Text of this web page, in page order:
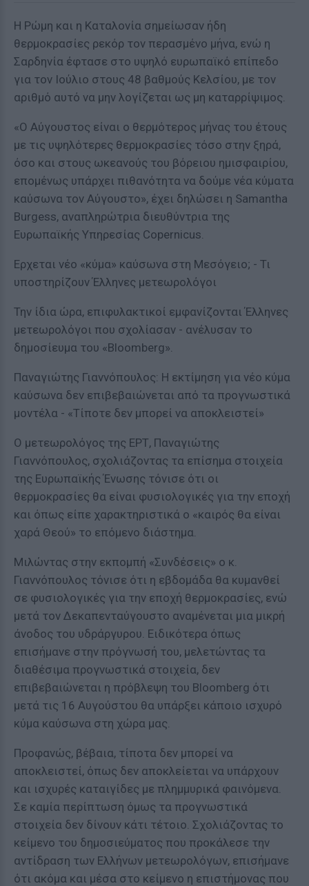
Η Ρώμη και η Καταλονία σημείωσαν ήδη
θερμοκρασίες ρεκόρ τον περασμένο μήνα, ενώ η
Σαρδηνία έφτασε στο υψηλό ευρωπαϊκό επίπεδο
για τον Ιούλιο στους 48 βαθμούς Κελσίου, με τον
αριθμό αυτό να μην λογίζεται ως μη καταρρίψιμος.
«Ο Αύγουστος είναι ο θερμότερος μήνας του έτους
με τις υψηλότερες θερμοκρασίες τόσο στην ξηρά,
όσο και στους ωκεανούς του βόρειου ημισφαιρίου,
επομένως υπάρχει πιθανότητα να δούμε νέα κύματα
καύσωνα τον Αύγουστο», έχει δηλώσει η Samantha
Burgess, αναπληρώτρια διευθύντρια της
Ευρωπαϊκής Υπηρεσίας Copernicus.
Ερχεται νέο «κύμα» καύσωνα στη Μεσόγειο; - Τι
υποστηρίζουν Έλληνες μετεωρολόγοι
Την ίδια ώρα, επιφυλακτικοί εμφανίζονται Έλληνες
μετεωρολόγοι που σχολίασαν - ανέλυσαν το
δημοσίευμα του «Bloomberg».
Παναγιώτης Γιαννόπουλος: Η εκτίμηση για νέο κύμα
καύσωνα δεν επιβεβαιώνεται από τα προγνωστικά
μοντέλα - «Τίποτε δεν μπορεί να αποκλειστεί»
Ο μετεωρολόγος της ΕΡΤ, Παναγιώτης
Γιαννόπουλος, σχολιάζοντας τα επίσημα στοιχεία
της Ευρωπαϊκής Ένωσης τόνισε ότι οι
θερμοκρασίες θα είναι φυσιολογικές για την εποχή
και όπως είπε χαρακτηριστικά ο «καιρός θα είναι
χαρά Θεού» το επόμενο διάστημα.
Μιλώντας στην εκπομπή «Συνδέσεις» ο κ.
Γιαννόπουλος τόνισε ότι η εβδομάδα θα κυμανθεί
σε φυσιολογικές για την εποχή θερμοκρασίες, ενώ
μετά τον Δεκαπενταύγουστο αναμένεται μια μικρή
άνοδος του υδράργυρου. Ειδικότερα όπως
επισήμανε στην πρόγνωσή του, μελετώντας τα
διαθέσιμα προγνωστικά στοιχεία, δεν
επιβεβαιώνεται η πρόβλεψη του Bloomberg ότι
μετά τις 16 Αυγούστου θα υπάρξει κάποιο ισχυρό
κύμα καύσωνα στη χώρα μας.
Προφανώς, βέβαια, τίποτα δεν μπορεί να
αποκλειστεί, όπως δεν αποκλείεται να υπάρχουν
και ισχυρές καταιγίδες με πλημμυρικά φαινόμενα.
Σε καμία περίπτωση όμως τα προγνωστικά
στοιχεία δεν δίνουν κάτι τέτοιο. Σχολιάζοντας το
κείμενο του δημοσιεύματος που προκάλεσε την
αντίδραση των Ελλήνων μετεωρολόγων, επισήμανε
ότι ακόμα και μέσα στο κείμενο η επιστήμονας που